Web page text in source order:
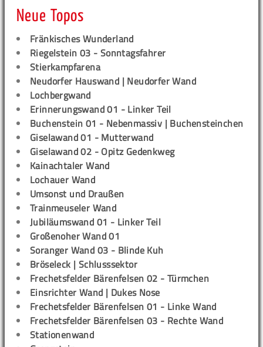
Neue Topos
Fränkisches Wunderland
Riegelstein 03 - Sonntagsfahrer
Stierkampfarena
Neudorfer Hauswand | Neudorfer Wand
Lochbergwand
Erinnerungswand 01 - Linker Teil
Buchenstein 01 - Nebenmassiv | Buchensteinchen
Giselawand 01 - Mutterwand
Giselawand 02 - Opitz Gedenkweg
Kainachtaler Wand
Lochauer Wand
Umsonst und Draußen
Trainmeuseler Wand
Jubiläumswand 01 - Linker Teil
Großenoher Wand 01
Soranger Wand 03 - Blinde Kuh
Bröseleck | Schlusssektor
Frechetsfelder Bärenfelsen 02 - Türmchen
Einsrichter Wand | Dukes Nose
Frechetsfelder Bärenfelsen 01 - Linke Wand
Frechetsfelder Bärenfelsen 03 - Rechte Wand
Stationenwand